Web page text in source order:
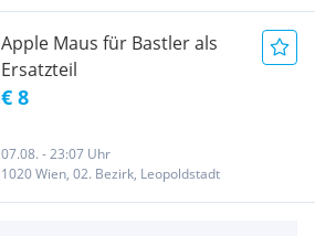
Apple Maus für Bastler als
Ersatzteil
€ 8
07.08. - 23:07 Uhr
1020 Wien, 02. Bezirk, Leopoldstadt